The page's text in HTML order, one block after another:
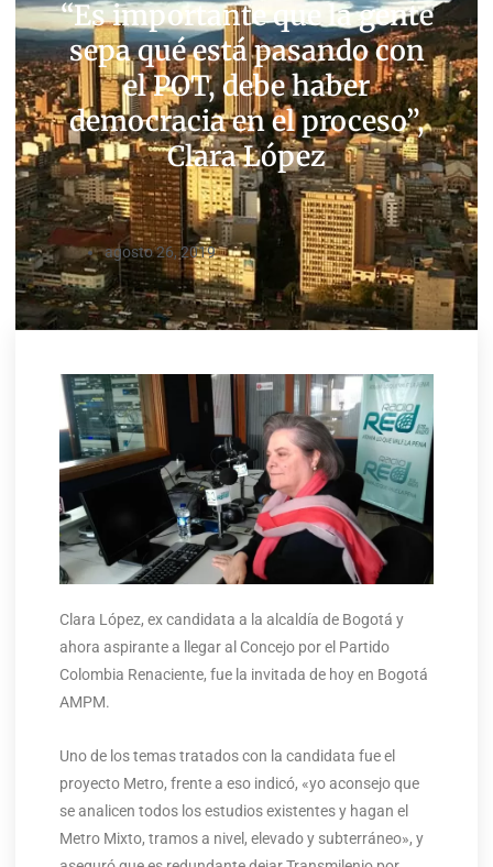
“Es importante que la gente
sepa qué está pasando con
el POT, debe haber
democracia en el proceso”,
Clara López
agosto 26, 2019
Clara López, ex candidata a la alcaldía de Bogotá y
ahora aspirante a llegar al Concejo por el Partido
Colombia Renaciente, fue la invitada de hoy en Bogotá
AMPM.
Uno de los temas tratados con la candidata fue el
proyecto Metro, frente a eso indicó, «yo aconsejo que
se analicen todos los estudios existentes y hagan el
Metro Mixto, tramos a nivel, elevado y subterráneo», y